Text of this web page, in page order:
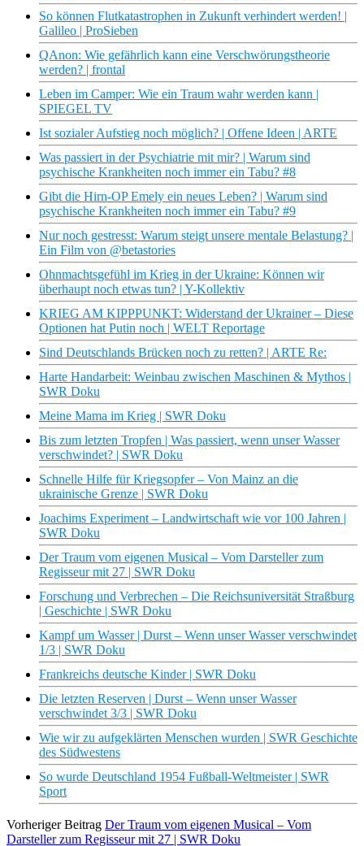
So können Flutkatastrophen in Zukunft verhindert werden! |
Galileo | ProSieben
QAnon: Wie gefährlich kann eine Verschwörungstheorie
werden? | frontal
Leben im Camper: Wie ein Traum wahr werden kann |
SPIEGEL TV
Ist sozialer Aufstieg noch möglich? | Offene Ideen | ARTE
Was passiert in der Psychiatrie mit mir? | Warum sind
psychische Krankheiten noch immer ein Tabu? #8
Gibt die Hirn-OP Emely ein neues Leben? | Warum sind
psychische Krankheiten noch immer ein Tabu? #9
Nur noch gestresst: Warum steigt unsere mentale Belastung? |
Ein Film von @betastories
Ohnmachtsgefühl im Krieg in der Ukraine: Können wir
überhaupt noch etwas tun? | Y-Kollektiv
KRIEG AM KIPPPUNKT: Widerstand der Ukrainer – Diese
Optionen hat Putin noch | WELT Reportage
Sind Deutschlands Brücken noch zu retten? | ARTE Re:
Harte Handarbeit: Weinbau zwischen Maschinen & Mythos |
SWR Doku
Meine Mama im Krieg | SWR Doku
Bis zum letzten Tropfen | Was passiert, wenn unser Wasser
verschwindet? | SWR Doku
Schnelle Hilfe für Kriegsopfer – Von Mainz an die
ukrainische Grenze | SWR Doku
Joachims Experiment – Landwirtschaft wie vor 100 Jahren |
SWR Doku
Der Traum vom eigenen Musical – Vom Darsteller zum
Regisseur mit 27 | SWR Doku
Forschung und Verbrechen – Die Reichsuniversität Straßburg
| Geschichte | SWR Doku
Kampf um Wasser | Durst – Wenn unser Wasser verschwindet
1/3 | SWR Doku
Frankreichs deutsche Kinder | SWR Doku
Die letzten Reserven | Durst – Wenn unser Wasser
verschwindet 3/3 | SWR Doku
Wie wir zu aufgeklärten Menschen wurden | SWR Geschichte
des Südwestens
So wurde Deutschland 1954 Fußball-Weltmeister | SWR
Sport
Vorheriger Beitrag Der Traum vom eigenen Musical – Vom
Darsteller zum Regisseur mit 27 | SWR Doku